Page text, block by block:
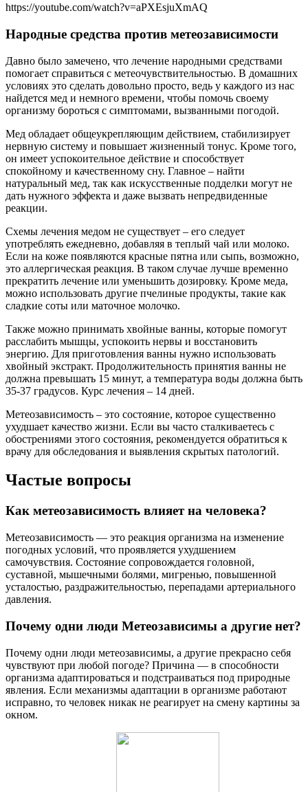
https://youtube.com/watch?v=aPXEsjuXmAQ
Народные средства против метеозависимости
Давно было замечено, что лечение народными средствами
помогает справиться с метеочувствительностью. В домашних
условиях это сделать довольно просто, ведь у каждого из нас
найдется мед и немного времени, чтобы помочь своему
организму бороться с симптомами, вызванными погодой.
Мед обладает общеукрепляющим действием, стабилизирует
нервную систему и повышает жизненный тонус. Кроме того,
он имеет успокоительное действие и способствует
спокойному и качественному сну. Главное – найти
натуральный мед, так как искусственные подделки могут не
дать нужного эффекта и даже вызвать непредвиденные
реакции.
Схемы лечения медом не существует – его следует
употреблять ежедневно, добавляя в теплый чай или молоко.
Если на коже появляются красные пятна или сыпь, возможно,
это аллергическая реакция. В таком случае лучше временно
прекратить лечение или уменьшить дозировку. Кроме меда,
можно использовать другие пчелиные продукты, такие как
сладкие соты или маточное молочко.
Также можно принимать хвойные ванны, которые помогут
расслабить мышцы, успокоить нервы и восстановить
энергию. Для приготовления ванны нужно использовать
хвойный экстракт. Продолжительность принятия ванны не
должна превышать 15 минут, а температура воды должна быть
35-37 градусов. Курс лечения – 14 дней.
Метеозависимость – это состояние, которое существенно
ухудшает качество жизни. Если вы часто сталкиваетесь с
обострениями этого состояния, рекомендуется обратиться к
врачу для обследования и выявления скрытых патологий.
Частые вопросы
Как метеозависимость влияет на человека?
Метеозависимость — это реакция организма на изменение
погодных условий, что проявляется ухудшением
самочувствия. Состояние сопровождается головной,
суставной, мышечными болями, мигренью, повышенной
усталостью, раздражительностью, перепадами артериального
давления.
Почему одни люди Метеозависимы а другие нет?
Почему одни люди метеозависимы, а другие прекрасно себя
чувствуют при любой погоде? Причина — в способности
организма адаптироваться и подстраиваться под природные
явления. Если механизмы адаптации в организме работают
исправно, то человек никак не реагирует на смену картины за
окном.